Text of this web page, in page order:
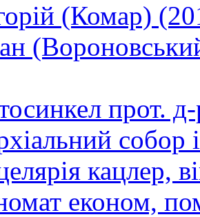
(Комар)
прот.
собор
кацлер,
економ,